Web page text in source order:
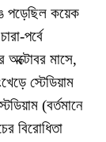
পড়েছিল কয়েক
পর্বে
অক্টোবর মাসে,
স্টেডিয়াম
(বর্তমানে
বিরোধিতা